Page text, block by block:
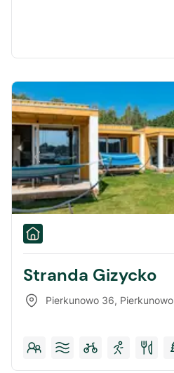
Stranda Gizycko
Pierkunowo 36, Pierkunowo